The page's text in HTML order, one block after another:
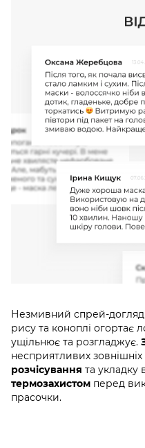
Незмивний спрей-догляд
рису та коноплі огортає
ущільнює та розгладжує.
несприятливих зовнішніх
розчісування та укладку
термозахистом перед
прасочки.